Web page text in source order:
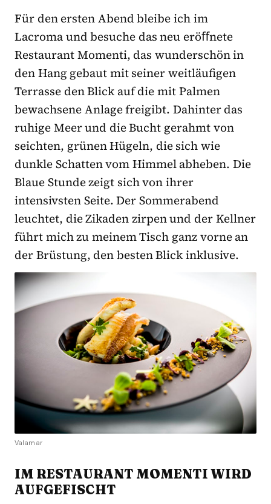
Für den ersten Abend bleibe ich im
Lacroma und besuche das neu eröﬀnete
Restaurant Momenti, das wunderschön in
den Hang gebaut mit seiner weitläufigen
Terrasse den Blick auf die mit Palmen
bewachsene Anlage freigibt. Dahinter das
ruhige Meer und die Bucht gerahmt von
seichten, grünen Hügeln, die sich wie
dunkle Schatten vom Himmel abheben. Die
Blaue Stunde zeigt sich von ihrer
intensivsten Seite. Der Sommerabend
leuchtet, die Zikaden zirpen und der Kellner
führt mich zu meinem Tisch ganz vorne an
der Brüstung, den besten Blick inklusive.
Valamar
IM RESTAURANT MOMENTI WIRD
AUFGEFISCHT